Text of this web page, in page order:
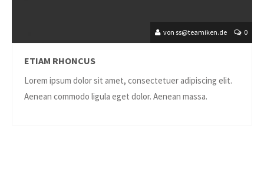
von ss@teamiken.de 0
ETIAM RHONCUS
Lorem ipsum dolor sit amet, consectetuer adipiscing elit.
Aenean commodo ligula eget dolor. Aenean massa.